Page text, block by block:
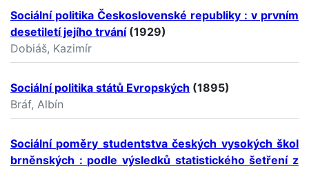
Sociální politika Československé republiky : v prvním
desetiletí jejího trvání(1929)
Dobiáš, Kazimír
Sociální politika států Evropských (1895)
Bráf, Albín
Sociální poměry studentstva českých vysokých škol
brněnských : podle výsledků statistického šetření z